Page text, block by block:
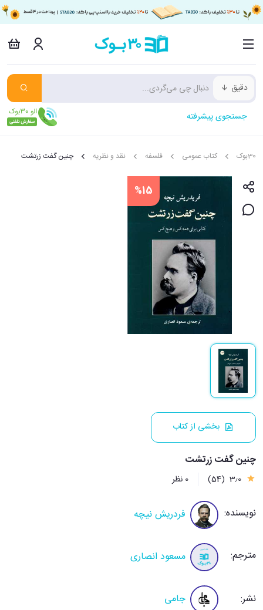
دقیق
جستجوی پیشرفته
30بوک کتاب عمومی فلسفه نقد و نظریه چنین گفت زرتشت
%15
بخشی از کتاب
چنین گفت زرتشت
3٫0 (54) 0 نظر
نویسنده: فردریش نیچه
مترجم: مسعود انصاری
نشر: جامی